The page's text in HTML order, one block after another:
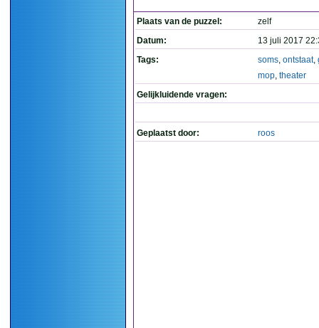
Plaats van de puzzel:
zelf
Datum:
13 juli 2017
Tags:
soms, ontstaat,
mop, theater
Gelijkluidende vragen:
Geplaatst door: roos